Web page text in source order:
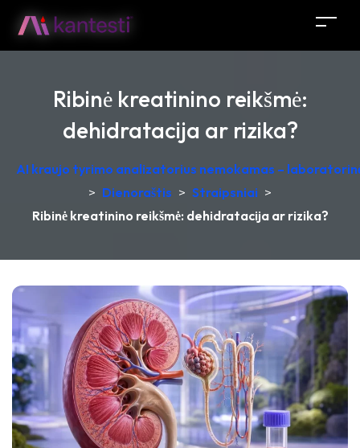
Ribinė kreatinino reikšmė:
dehidratacija ar rizika?
AI kraujo tyrimo analizatorius nemokamas –
> Dienoraštis > Straipsniai >
Ribinė kreatinino reikšmė: dehidratacija ar rizika?